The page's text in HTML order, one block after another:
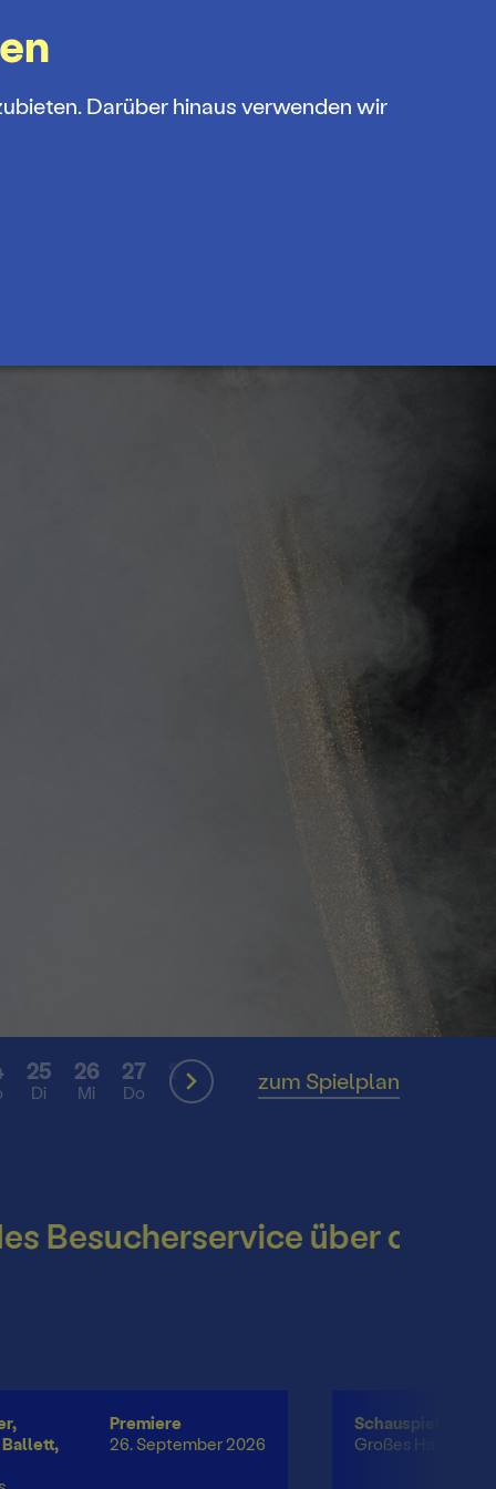
FÖRDERVEREIN MENÜ
Abos
25
Di
26
Mi
27
Do
28
Fr So
31
Mo SEP
zum Spielplan
über die
Ballett,
Premiere
26. September 2026
Schauspiel
Großes Haus
Darüber hinaus verwenden wir